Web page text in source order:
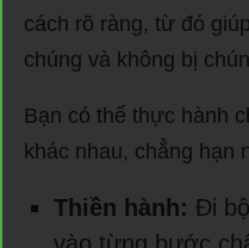
cách rõ ràng, từ đó
chúng và không bị
Bạn có thể thực hành
khác nhau, chẳng hạn
Thiền hành: Đi